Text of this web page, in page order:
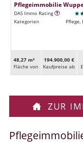
Pflegeimmobilie
DAS Immo Rating
Kategorien
Pflege,
48,27 m²
Fläche von
194.900,00 €
Kaufpreise ab
ZUR